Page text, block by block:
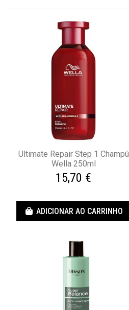
Ultimate Repair Step 1 Champú
Wella 250ml
15,70 €
ADICIONAR AO CARRINHO